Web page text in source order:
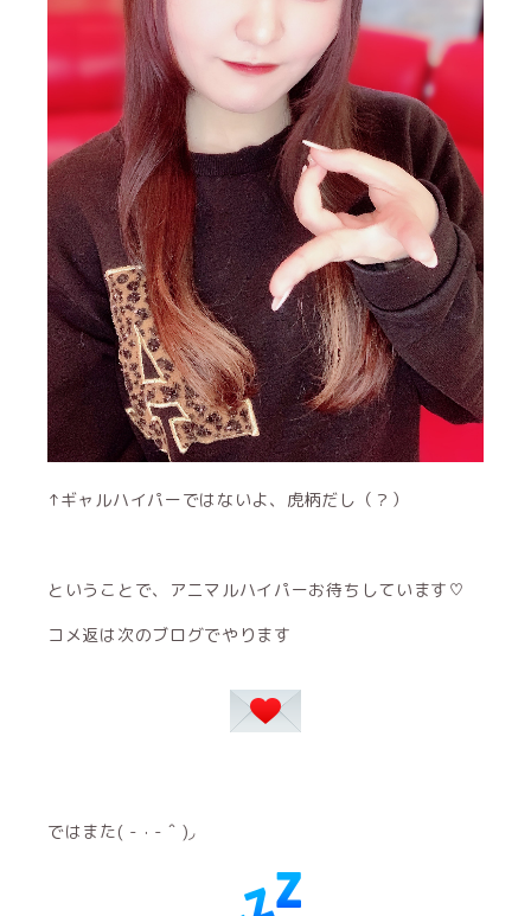
↑ギャルハイパーではないよ、虎柄だし（？）
ということで、アニマルハイパーお待ちしています♡
コメ返は次のブログでやります
ではまた( - · - ˆ )◞